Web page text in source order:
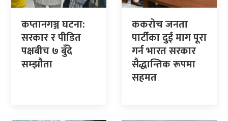
कप्तानगञ्ज घटना:
सरकार र पीडित
पक्षबीच ७ बुँदे
सम्झौता
ककरोच जनता
पार्टीका दुई माग पूरा
गर्न भारत सरकार
सैद्धान्तिक रूपमा
सहमत